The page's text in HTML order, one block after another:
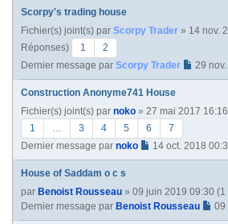
Scorpy's trading house
Fichier(s) joint(s) par Scorpy Trader » 14 nov.
Réponses)
1
2
Dernier message par Scorpy Trader 29
Construction Anonyme741 House
Fichier(s) joint(s) par noko » 27 mai 2017
1
… 3 4 5 6
7
Dernier message par noko 14 oct. 2018
House of Saddam o c s
par Benoist Rousseau » 09 juin 2019 09:30
Dernier message par Benoist Rousseau 09